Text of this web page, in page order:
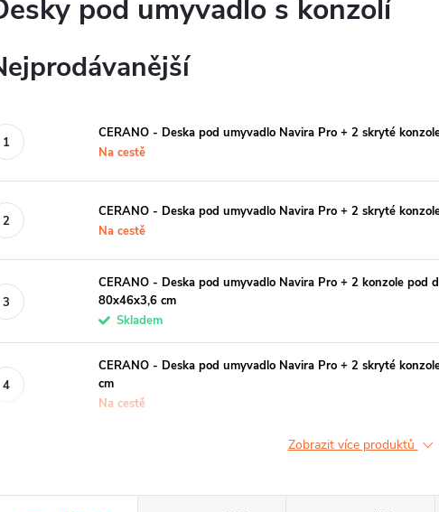
pod umyvadlo s konzolí
CERANO - Deska pod umyvadlo Navira Pro + 2 skryté
Na cestě
CERANO - Deska pod umyvadlo Navira Pro + 2 skryté
Na cestě
CERANO - Deska pod umyvadlo Navira Pro + 2 konzole pod
80x46x3,6 cm
Skladem
CERANO - Deska pod umyvadlo Navira Pro + 2 skryté
cm
Na cestě
Zobrazit více produktů